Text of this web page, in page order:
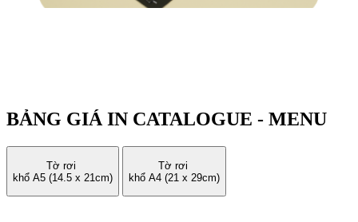
BẢNG GIÁ IN CATALOGUE - MENU
Tờ rơi
khổ A5 (14.5 x 21cm)
Tờ rơi
khổ A4 (21 x 29cm)